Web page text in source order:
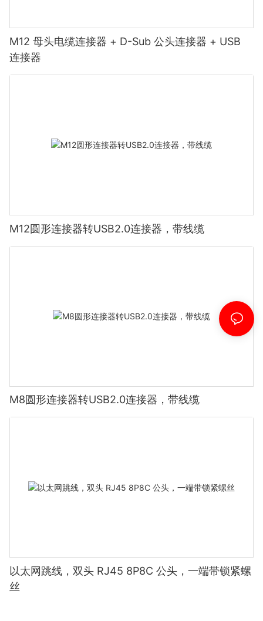
M12 母头电缆连接器 + D-Sub 公头连接器 + USB
连接器
M12圆形连接器转USB2.0连接器，带线缆
M8圆形连接器转USB2.0连接器，带线缆
以太网跳线，双头 RJ45 8P8C 公头，一端带锁紧螺
丝